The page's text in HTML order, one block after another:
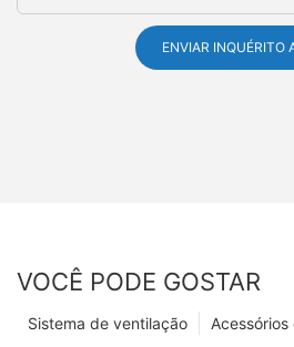
ENVIAR INQUÉRITO
VOCÊ PODE GOSTAR
Sistema de ventilação